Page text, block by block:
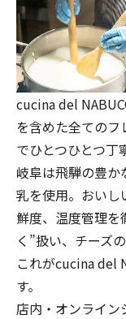
cucina del
を含めた全ての
でひとつひとつ丁
岐阜は飛騨の豊か
乳を使用。おいし
鮮度、温度管理を
く”扱い、チーズ
これがcucina del
す。
店内・オンライン